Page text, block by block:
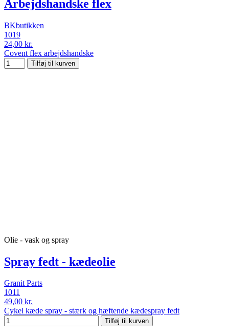
Arbejdshandske flex
BKbutikken
1019
24,00 kr.
Covent flex arbejdshandske
Tilføj til kurven
Olie - vask og spray
Spray fedt - kædeolie
Granit Parts
1011
49,00 kr.
Cykel kæde spray - stærk og hæftende kædespray fedt
Tilføj til kurven